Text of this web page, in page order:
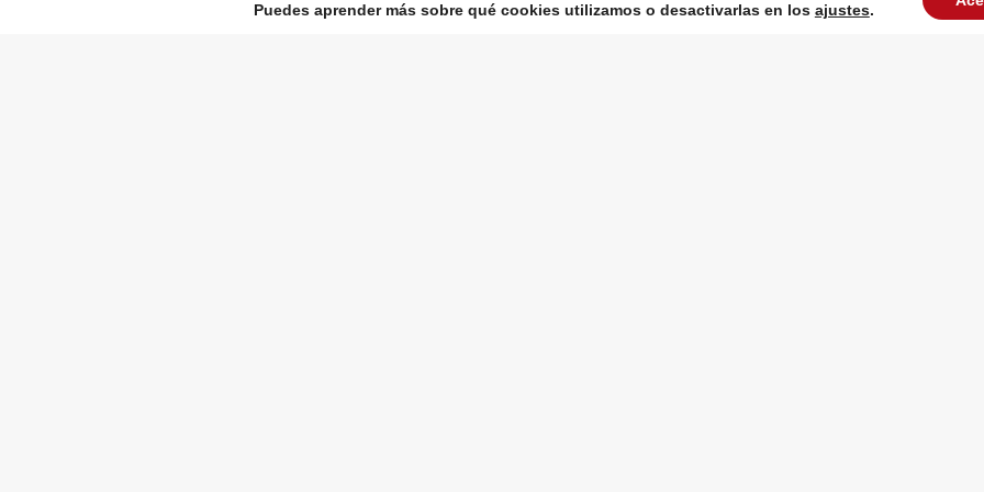
+ INFO
Puedes aprender más sobre qué cookies utilizamos o desactivarlas en los ajustes.